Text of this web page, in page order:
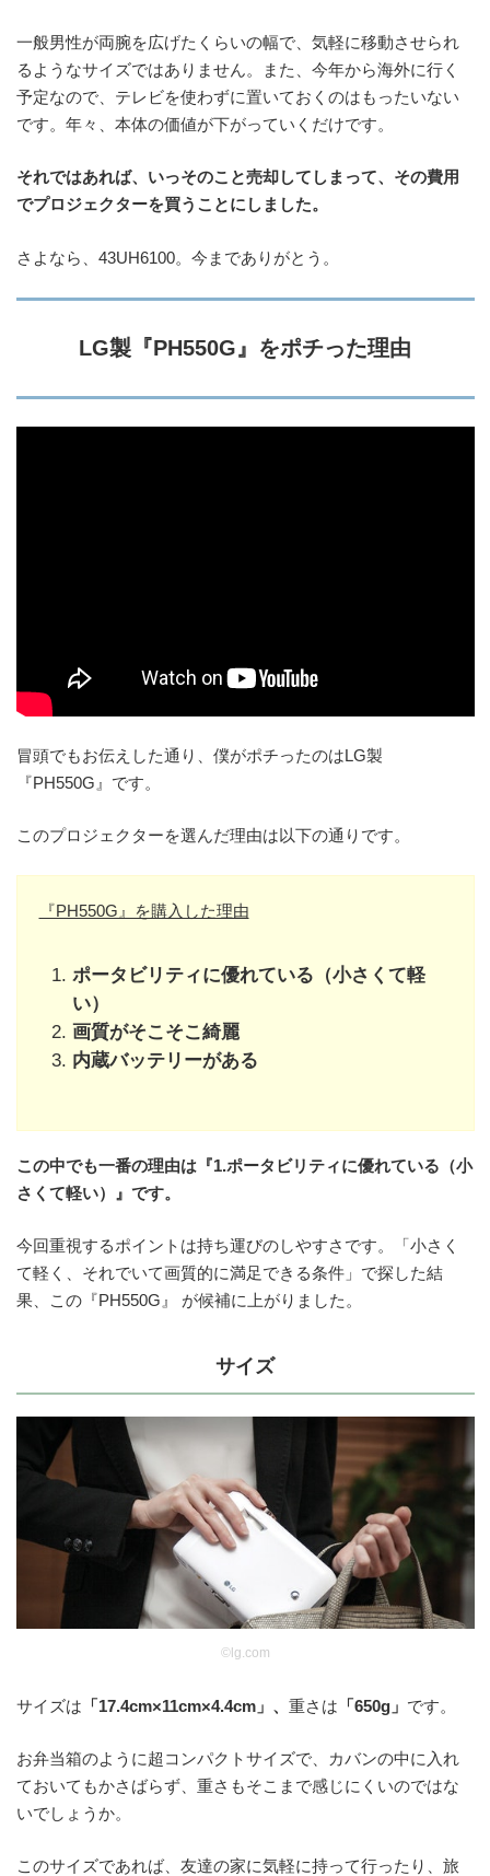
一般男性が両腕を広げたくらいの幅で、気軽に移動させられ
るようなサイズではありません。また、今年から海外に行く
予定なので、テレビを使わずに置いておくのはもったいない
です。年々、本体の価値が下がっていくだけです。
それではあれば、いっそのこと売却してしまって、その費用
でプロジェクターを買うことにしました。
さよなら、43UH6100。今までありがとう。
LG製『PH550G』をポチった理由
冒頭でもお伝えした通り、僕がポチったのはLG製
『PH550G』です。
このプロジェクターを選んだ理由は以下の通りです。
『PH550G』を購入した理由
ポータビリティに優れている（小さくて軽
い）
画質がそこそこ綺麗
内蔵バッテリーがある
この中でも一番の理由は『1.ポータビリティに優れている（小
さくて軽い）』です。
今回重視するポイントは持ち運びのしやすさです。「小さく
て軽く、それでいて画質的に満足できる条件」で探した結
果、この『PH550G』 が候補に上がりました。
サイズ
©️lg.com
サイズは 「17.4cm×11cm×4.4cm」、 重さは 「650g」 です。
お弁当箱のように超コンパクトサイズで、カバンの中に入れ
ておいてもかさばらず、重さもそこまで感じにくいのではな
いでしょうか。
このサイズであれば、友達の家に気軽に持って行ったり、旅